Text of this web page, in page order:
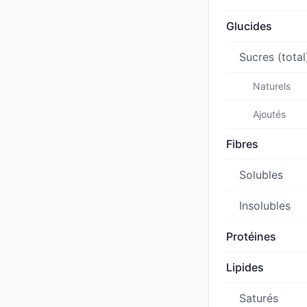
Glucides
Sucres
Naturels
Ajoutés
Fibres
Solubles
Insolubles
Protéines
Lipides
Saturés